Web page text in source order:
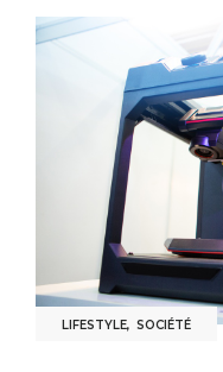
LIFESTYLE, SOCIÉTÉ